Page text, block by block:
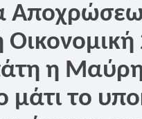
η
μάτι το